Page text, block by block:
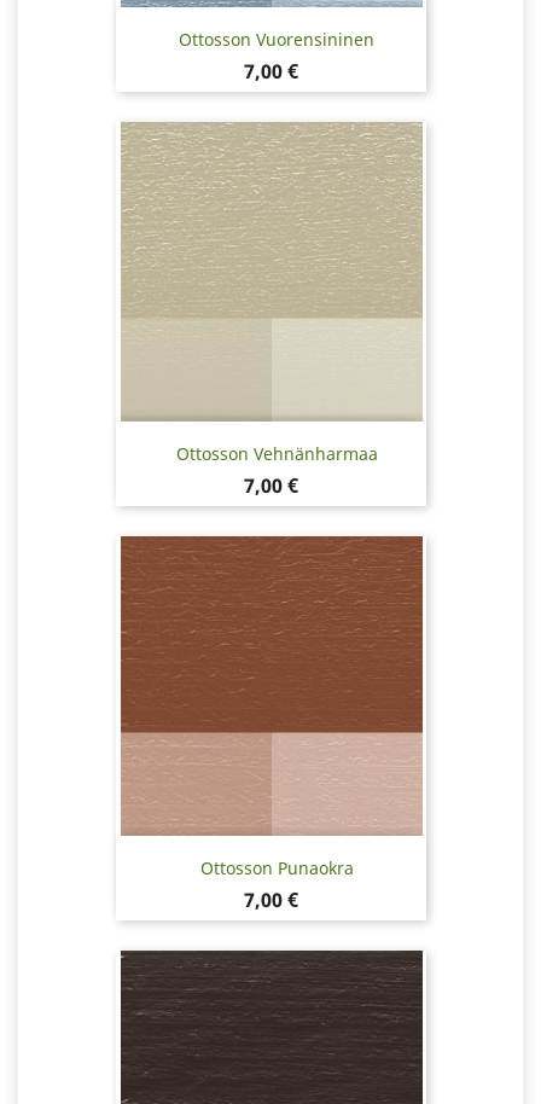
Ottosson Vuorensininen
Hinta
7,00 €
Ottosson Vehnänharmaa
Hinta
7,00 €
Ottosson Punaokra
Hinta
7,00 €